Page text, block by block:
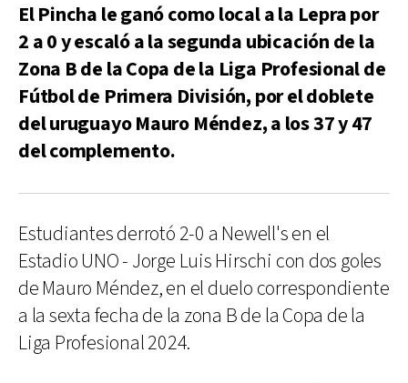
El Pincha le ganó como local a la Lepra por
2 a 0 y escaló a la segunda ubicación de la
Zona B de la Copa de la Liga Profesional de
Fútbol de Primera División, por el doblete
del uruguayo Mauro Méndez, a los 37 y 47
del complemento.
Estudiantes derrotó 2-0 a Newell's en el
Estadio UNO - Jorge Luis Hirschi con dos goles
de Mauro Méndez, en el duelo correspondiente
a la sexta fecha de la zona B de la Copa de la
Liga Profesional 2024.